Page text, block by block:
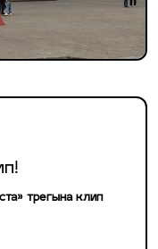
трегына клип